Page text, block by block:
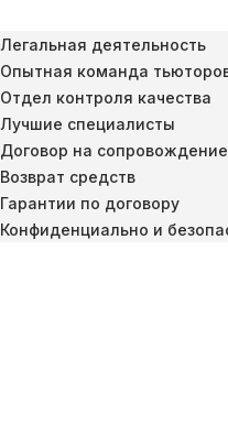
Легальная деятельность
Опытная команда
Отдел контроля качества
Лучшие специалисты
Договор на сопровождение
Возврат средств
Гарантии по договору
Конфиденциально и